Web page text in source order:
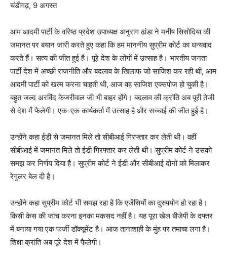
चंडीगढ़, 9 अगस्त
आम आदमी पार्टी के वरिष्ठ प्रदेश उपाध्यक्ष अनुराग ढांडा ने मनीष सिसोदिया की
जमानत पर बयान जारी करते हुए कहा कि हम माननीय सुप्रीम कोर्ट का धन्यवाद
करते हैं। सत्य की जीत हुई है। पूरे देश के लोगों में उत्साह है। भारतीय जनता
पार्टी देश में अच्छी राजनीति और बदलाव के खिलाफ जो साजिश कर रही थी, आम
आदमी पार्टी को खत्म करना चाहती थी, आज वह साजिश एक्सपोज हो चुकी है।
बहुत जल्द अरविंद केजरीवाल जी भी बाहर होंगे। बदलाव की क्रांति अब पूरी तेजी
से देश में फैलेगी। एक-एक कार्यकर्ता में उत्साह है और सच्चाई की जीत हुई है।
उन्होंने कहा ईडी से जमानत मिले तो सीबीआई गिरफ्तार कर लेती थी। वहीं
सीबीआई में जमानत मिले तो ईडी गिरफ्तार कर लेती थी। सुप्रीम कोर्ट ने उसको
समझ कर निर्णय दिया है। सुप्रीम कोर्ट ने ईडी और सीबीआई दोनों को मिलाकर
रेगुलर बेल दी है।
उन्होंने कहा सुप्रीम कोर्ट भी समझ रहा है कि एजेंसियों का दुरुपयोग हो रहा है।
किसी केस की जांच करना इनका मकसद नहीं है। यह पूरा खेल बीजेपी के दफ्तर
में बनाया गया एक फर्जी डॉक्यूमेंट है। आज तानाशाही के मुंह पर तमाचा लगा है।
शिक्षा क्रांति अब पूरे देश में फैलेगी।